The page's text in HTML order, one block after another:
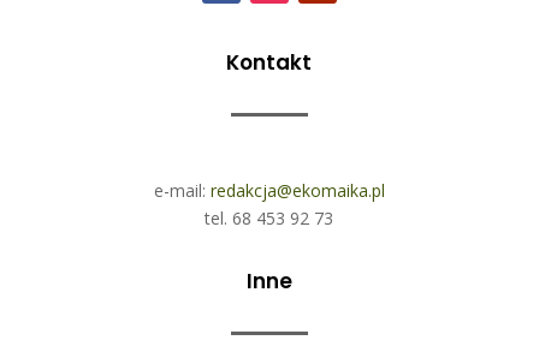
Kontakt
e-mail: redakcja@ekomaika.pl
tel. 68 453 92 73
Inne